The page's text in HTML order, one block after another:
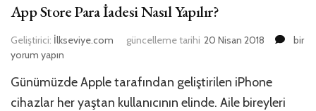
App Store Para İadesi Nasıl Yapılır?
Geliştirici: İlkseviye.com güncelleme tarihi 20 Nisan 2018
App
bir
yorum yapın
Günümüzde Apple tarafından geliştirilen iPhone
cihazlar her yaştan kullanıcının elinde. Aile bireyleri